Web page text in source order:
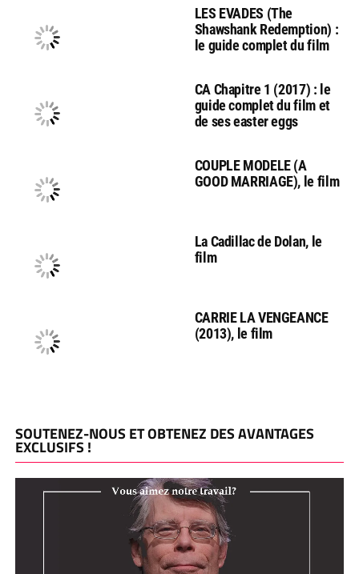
LES EVADES (The
Shawshank Redemption) :
le guide complet du film
CA Chapitre 1 (2017) : le
guide complet du film et
de ses easter eggs
COUPLE MODELE (A
GOOD MARRIAGE), le film
La Cadillac de Dolan, le
film
CARRIE LA VENGEANCE
(2013), le film
SOUTENEZ-NOUS ET OBTENEZ DES AVANTAGES
EXCLUSIFS !